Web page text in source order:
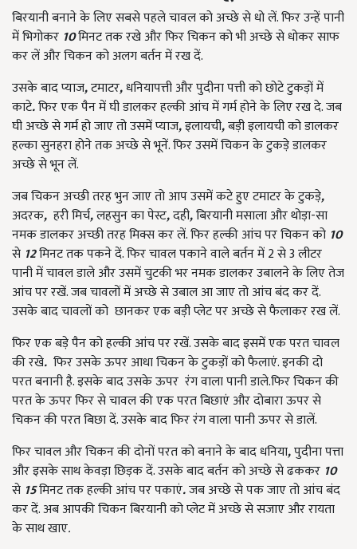
बिरयानी बनाने के लिए सबसे पहले चावल को अच्छे से धो लें. फिर उन्हें पानी
में भिगोकर 10मिनट तक रखे और फिर चिकन को भी अच्छे से धोकर साफ
कर लें और चिकन को अलग बर्तन में रख दें.
उसके बाद प्याज,टमाटर,धनियापत्ती और पुदीना पत्ती को छोटे टुकड़ों में
काटे.फिर एक पैन में घी डालकर हल्की आंच में गर्म होने के लिए रख दे. जब
घी अच्छे से गर्म हो जाए तो उसमें प्याज,इलायची,बड़ी इलायची को डालकर
हल्का सुनहरा होने तक अच्छे से भूनें. फिर उसमें चिकन के टुकड़े डालकर
अच्छे से भून लें.
जब चिकन अच्छी तरह भुन जाए तो आप उसमें कटे हुए टमाटर के टुकड़े,
अदरक, हरी मिर्च,लहसुन का पेस्ट,दही,बिरयानी मसाला और थोड़ा-सा
नमक डालकर अच्छी तरह मिक्स कर लें. फिर हल्की आंच पर चिकन को 10
से 12मिनट तक पकने दें. फिर चावल पकाने वाले बर्तन में 2 से 3 लीटर
पानी में चावल डाले और उसमें चुटकी भर नमक डालकर उबालने के लिए तेज
आंच पर रखें. जब चावलों में अच्छे से उबाल आ जाए तो आंच बंद कर दें.
उसके बाद चावलों को छानकर एक बड़ी प्लेट पर अच्छे से फैलाकर रख लें.
फिर एक बड़े पैन को हल्की आंच पर रखें. उसके बाद इसमें एक परत चावल
की रखे. फिर उसके ऊपर आधा चिकन के टुकड़ों को फैलाएं. इनकी दो
परत बनानी है. इसके बाद उसके ऊपर रंग वाला पानी डाले.फिर चिकन की
परत के ऊपर फिर से चावल की एक परत बिछाएं और दोबारा ऊपर से
चिकन की परत बिछा दें. उसके बाद फिर रंग वाला पानी ऊपर से डालें.
फिर चावल और चिकन की दोनों परत को बनाने के बाद धनिया,पुदीना पत्ता
और इसके साथ केवड़ा छिड़क दें. उसके बाद बर्तन को अच्छे से ढककर 10
से 15मिनट तक हल्की आंच पर पकाएं.जब अच्छे से पक जाए तो आंच बंद
कर दें. अब आपकी चिकन बिरयानी को प्लेट में अच्छे से सजाए और रायता
के साथ खाए.